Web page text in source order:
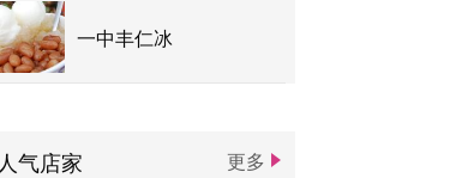
一中丰仁冰
人气店家 更多